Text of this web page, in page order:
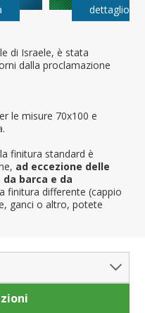
di Israele, è stata
dalla proclamazione
le misure 70x100 e
la finitura standard è
ad eccezione delle
barca e da
finitura differente (cappio
ganci o altro, potete
dettaglio